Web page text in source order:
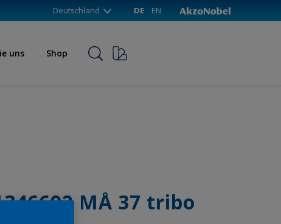
Deutschland DE EN
uns Shop
MÅ 37 tribo